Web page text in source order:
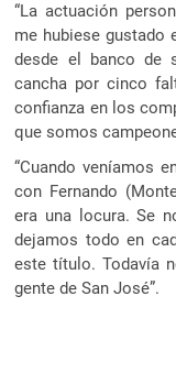
“La actuación
me hubiese gustado
desde el banco de
cancha por cinco
confianza en los
que somos
“Cuando veníamos
con Fernando
era una locura. Se
dejamos todo en
este título. Todavía
gente de San José”.